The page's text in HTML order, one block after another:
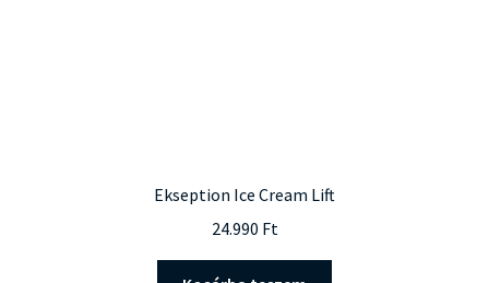
Ekseption Ice Cream Lift
24.990 Ft